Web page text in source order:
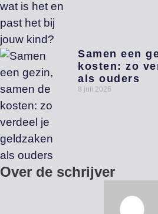
Samen een
kosten: zo
als ouders
8 juli 2026
Over de schrijver